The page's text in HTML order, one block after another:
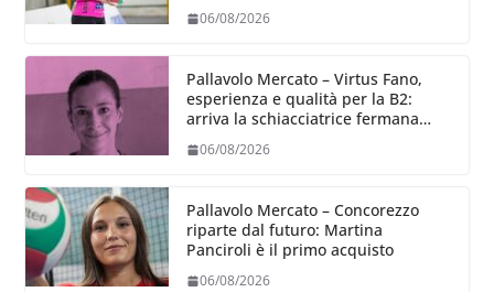
06/08/2026
Pallavolo Mercato – Virtus Fano,
esperienza e qualità per la B2:
arriva la schiacciatrice fermana
06/08/2026
Pallavolo Mercato – Concorezzo
riparte dal futuro: Martina
Panciroli è il primo acquisto
06/08/2026